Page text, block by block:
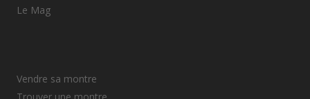
Le Mag
Vendre sa montre